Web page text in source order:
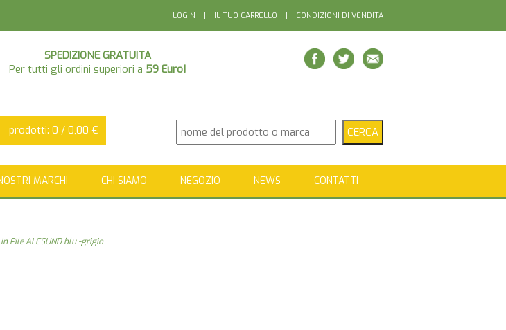
LOGIN | IL TUO CARRELLO | CONDIZIONI DI VENDITA
prodotti: 0 / 0,00 €
SPEDIZIONE GRATUITA
Per tutti gli ordini superiori a 59 Euro!
MARCHI CHI SIAMO NEGOZIO NEWS CONTATTI
Pile ALESUND blu -grigio